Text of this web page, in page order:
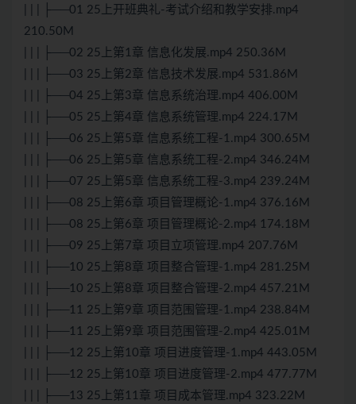
| | | ├──01 25上开班典礼-考试介绍和教学安排.mp4
210.50M
| | | ├──02 25上第1章 信息化发展.mp4 250.36M
| | | ├──03 25上第2章 信息技术发展.mp4 531.86M
| | | ├──04 25上第3章 信息系统治理.mp4 406.00M
| | | ├──05 25上第4章 信息系统管理.mp4 224.17M
| | | ├──06 25上第5章 信息系统工程-1.mp4 300.65M
| | | ├──06 25上第5章 信息系统工程-2.mp4 346.24M
| | | ├──07 25上第5章 信息系统工程-3.mp4 239.24M
| | | ├──08 25上第6章 项目管理概论-1.mp4 376.16M
| | | ├──08 25上第6章 项目管理概论-2.mp4 174.18M
| | | ├──09 25上第7章 项目立项管理.mp4 207.76M
| | | ├──10 25上第8章 项目整合管理-1.mp4 281.25M
| | | ├──10 25上第8章 项目整合管理-2.mp4 457.21M
| | | ├──11 25上第9章 项目范围管理-1.mp4 238.84M
| | | ├──11 25上第9章 项目范围管理-2.mp4 425.01M
| | | ├──12 25上第10章 项目进度管理-1.mp4 443.05M
| | | ├──12 25上第10章 项目进度管理-2.mp4 477.77M
| | | ├──13 25上第11章 项目成本管理.mp4 323.22M